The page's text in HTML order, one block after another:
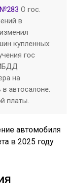
О гос.
в
купленных
гос
на
автосалоне.
платы.
автомобиля
в 2025 году